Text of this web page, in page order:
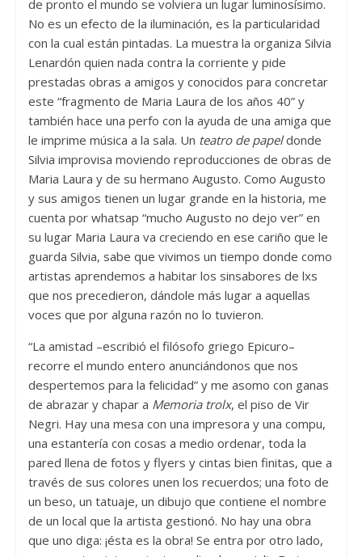
de pronto el mundo se volviera un lugar luminosísimo.
No es un efecto de la iluminación, es la particularidad
con la cual están pintadas. La muestra la organiza Silvia
Lenardón quien nada contra la corriente y pide
prestadas obras a amigos y conocidos para concretar
este “fragmento de Maria Laura de los años 40” y
también hace una perfo con la ayuda de una amiga que
le imprime música a la sala. Un teatro de papeldonde
Silvia improvisa moviendo reproducciones de obras de
Maria Laura y de su hermano Augusto. Como Augusto
y sus amigos tienen un lugar grande en la historia, me
cuenta por whatsap “mucho Augusto no dejo ver” en
su lugar Maria Laura va creciendo en ese cariño que le
guarda Silvia, sabe que vivimos un tiempo donde como
artistas aprendemos a habitar los sinsabores de lxs
que nos precedieron, dándole más lugar a aquellas
voces que por alguna razón no lo tuvieron.
“La amistad –escribió el filósofo griego Epicuro–
recorre el mundo entero anunciándonos que nos
despertemos para la felicidad” y me asomo con ganas
de abrazar y chapar a Memoria trolx, el piso de Vir
Negri. Hay una mesa con una impresora y una compu,
una estantería con cosas a medio ordenar, toda la
pared llena de fotos y flyers y cintas bien finitas, que a
través de sus colores unen los recuerdos; una foto de
un beso, un tatuaje, un dibujo que contiene el nombre
de un local que la artista gestionó. No hay una obra
que uno diga: ¡ésta es la obra! Se entra por otro lado,